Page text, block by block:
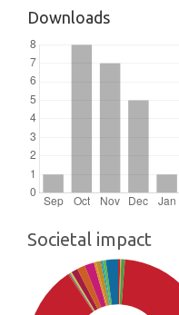
Downloads
Societal impact